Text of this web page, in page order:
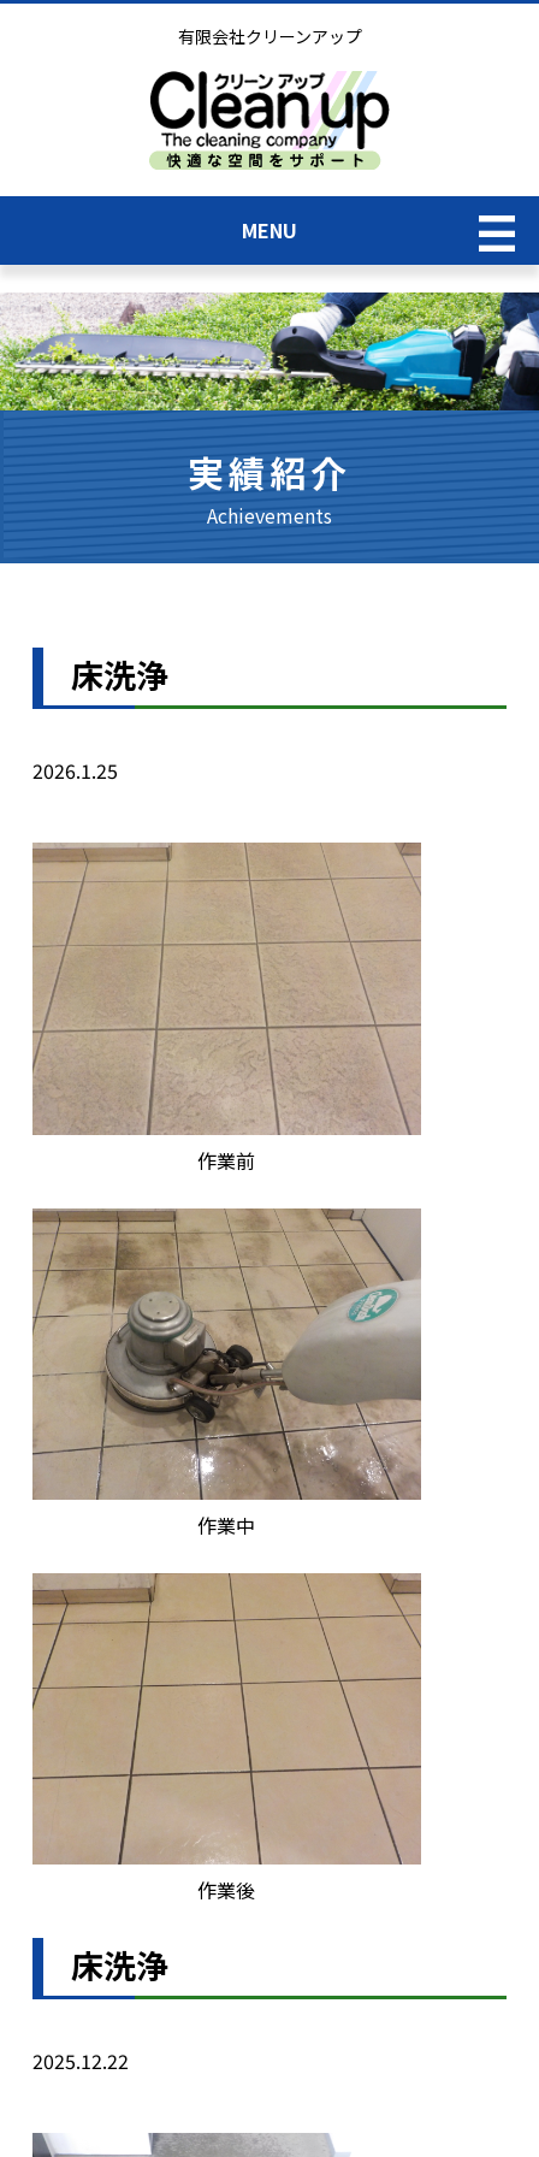
有限会社クリーンアップ
MENU
TOP
実績紹介一覧
プライバシー・ポリシー
お問い合わせフォーム
042-390-7800
実績紹介
Achievements
床洗浄
2026.1.25
作業前
作業中
作業後
床洗浄
2025.12.22